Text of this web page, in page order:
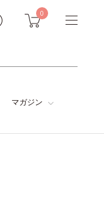
0
マガジン